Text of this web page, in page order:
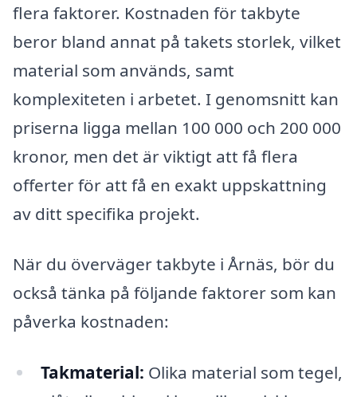
flera faktorer. Kostnaden för takbyte
beror bland annat på takets storlek, vilket
material som används, samt
komplexiteten i arbetet. I genomsnitt kan
priserna ligga mellan 100 000 och 200 000
kronor, men det är viktigt att få flera
offerter för att få en exakt uppskattning
av ditt specifika projekt.
När du överväger takbyte i Årnäs, bör du
också tänka på följande faktorer som kan
påverka kostnaden:
Takmaterial: Olika material som tegel,